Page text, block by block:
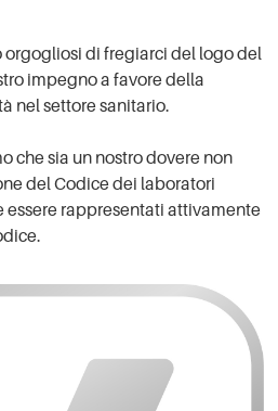
orgogliosi di fregiarci del logo del
impegno a favore della
nel settore sanitario.
che sia un nostro dovere non
del Codice dei laboratori
essere rappresentati attivamente